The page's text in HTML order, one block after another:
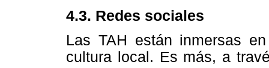
4.3. Redes sociales
Las TAH están inmersas
cultura local. Es más, a